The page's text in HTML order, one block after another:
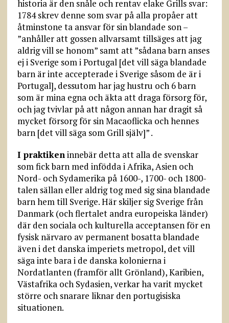
historia är den snåle och rentav elake Grills svar:
1784 skrev denne som svar på alla propåer att
åtminstone ta ansvar för sin blandade son –
”anhåller att gossen allvarsamt tillsäges att jag
aldrig vill se honom” samt att ”sådana barn anses
ej i Sverige som i Portugal [det vill säga blandade
barn är inte accepterade i Sverige såsom de är i
Portugal], dessutom har jag hustru och 6 barn
som är mina egna och äkta att draga försorg för,
och jag tvivlar på att någon annan har dragit så
mycket försorg för sin Macaoflicka och hennes
barn [det vill säga som Grill själv]” .
I praktikeninnebär detta att alla de svenskar
som fick barn med infödda i Afrika, Asien och
Nord- och Sydamerika på 1600-, 1700- och 1800-
talen sällan eller aldrig tog med sig sina blandade
barn hem till Sverige. Här skiljer sig Sverige från
Danmark (och flertalet andra europeiska länder)
där den sociala och kulturella acceptansen för en
fysisk närvaro av permanent bosatta blandade
även i det danska imperiets metropol, det vill
säga inte bara i de danska kolonierna i
Nordatlanten (framför allt Grönland), Karibien,
Västafrika och Sydasien, verkar ha varit mycket
större och snarare liknar den portugisiska
situationen.